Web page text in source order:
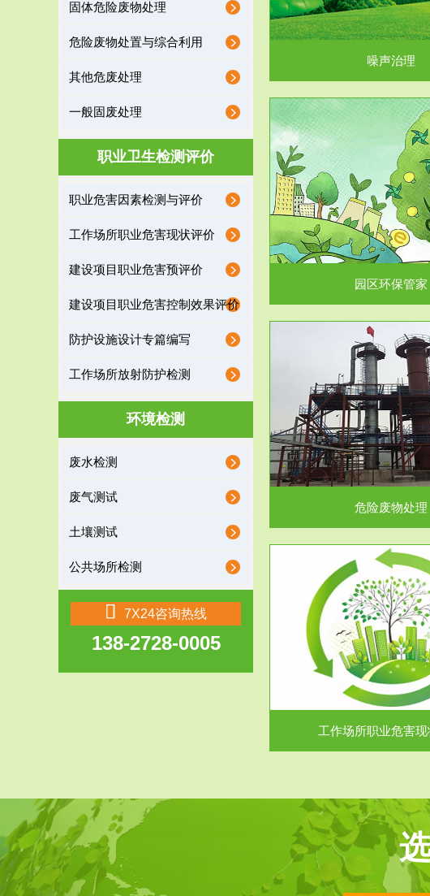
固体危险废物处理
危险废物处置与综合利用
其他危废处理
一般固废处理
职业卫生检测评价
职业危害因素检测与评价
工作场所职业危害现状评价
建设项目职业危害预评价
建设项目职业危害控制效果评价
防护设施设计专篇编写
工作场所放射防护检测
环境检测
废水检测
废气测试
土壤测试
公共场所检测
7X24咨询热线
138-2728-0005
噪声治理
服务范围
园区环保管家
保护作用促进供给侧结...
园区环保管家
服务范
企业级环保
排污许可证作为企业环保执
据，其必要性及
服务范围
危险废物处理
危险废物解释：根据《中华人民共和国固体废物
污染防治法》的规定，危...
危险废物处理
服务范
市政固废
蔚蓝生态环境科技所从事的
括市政废物的
服务范围
工作场所职业危害现状评价
工作场所职业危害
服务范
废水检
废水污水检测主要是对企业
中排出的废水